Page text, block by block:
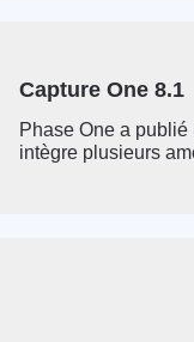
Capture One 8.1
Phase One a
intègre plusieurs